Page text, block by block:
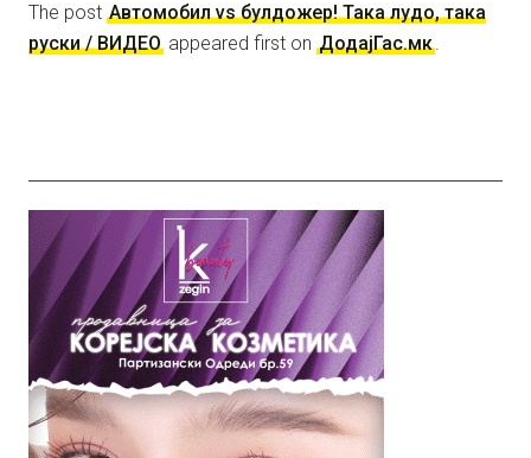
The post Автомобил vs булдожер! Така лудо, така
руски / ВИДЕО appeared first on ДодајГас.мк.